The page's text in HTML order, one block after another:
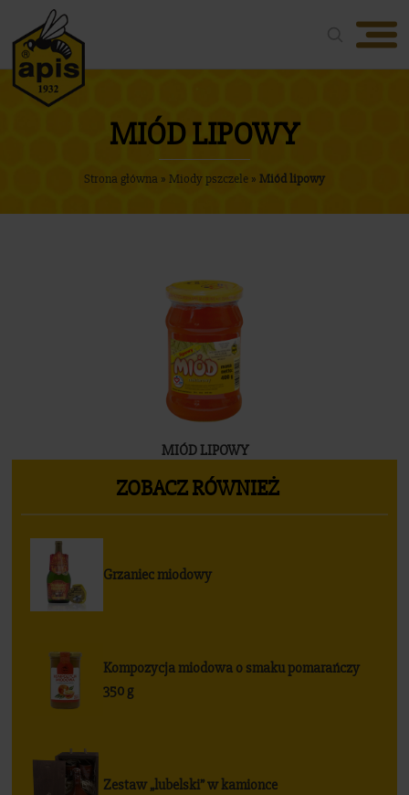
Oferta
Nasze produkty
MIÓD LIPOWY
Strona główna » Miody pszczele » Miód lipowy
MIÓD LIPOWY
ZOBACZ RÓWNIEŻ
Grzaniec miodowy
Kompozycja miodowa o smaku pomarańczy
350 g
Zestaw „lubelski” w kamionce